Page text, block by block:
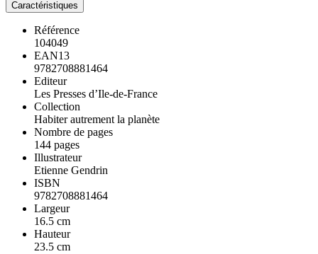
Caractéristiques
Référence
104049
EAN13
9782708881464
Editeur
Les Presses d’Ile-de-France
Collection
Habiter autrement la planète
Nombre de pages
144 pages
Illustrateur
Etienne Gendrin
ISBN
9782708881464
Largeur
16.5 cm
Hauteur
23.5 cm